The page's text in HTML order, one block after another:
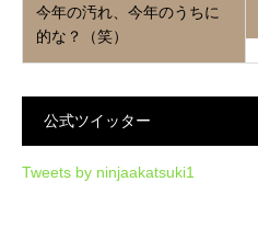
今年の汚れ、今年のうちに
的な？（笑）
公式ツイッター
Tweets by ninjaakatsuki1